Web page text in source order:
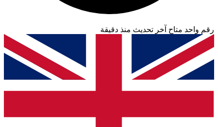
رقم واحد متاح آخر تحديث منذ دقيقة